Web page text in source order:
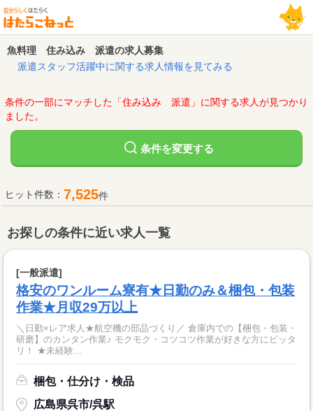
魚料理 住み込み 派遣の求人募集
派遣スタッフ活躍中に関する求人情報を見てみる
条件の一部にマッチした「住み込み 派遣」に関する求人が見つかり
ました。
条件を変更する
ヒット件数： 7,525件
お探しの条件に近い求人一覧
[一般派遣]
格安のワンルーム寮有★日勤のみ＆梱包・包装
作業★月収29万以上
＼日勤×レア求人★航空機の部品づくり／ 倉庫内での【梱包・包装・
研磨】のカンタン作業♪ モクモク・コツコツ作業が好きな方にピッタ
リ！ ★未経験...
梱包・仕分け・検品
広島県呉市/呉駅